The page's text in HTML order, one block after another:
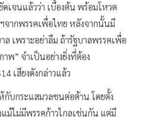
เจนแล้วว่า เบื้องต้น พร้อมโหวต
จากพรรคเพื่อไทย หลังจากนั้นมี
ล เพราะอย่าลืม ถ้ารัฐบาลพรรคเพื่อ
าพ” จำเป็นอย่างยิ่งที่ต้อง
เสียงดังกล่าวแล้ว
กับกระแสมวลชนต่อต้าน โดยตั้ง
แม้ไม่มีพรรคก้าวไกลเช่นกัน แต่มี